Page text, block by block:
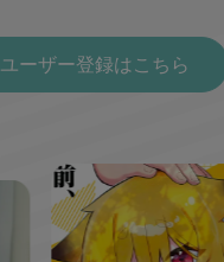
ユーザー登録はこちら